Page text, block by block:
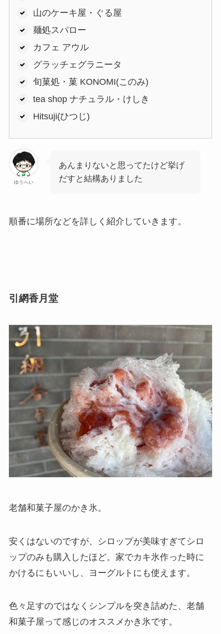
山のケーキ屋・ぐる屋
麺処スパロー
カフェ アウル
グラッチェグラニータ
旬菓処・菓 KONOMI(このみ)
tea shop ナチュラル・けしき
Hitsuji(ひつじ)
ゆうへい
あんまりないと思ってたけど挙げ
だすと結構ありました
順番に場所などを詳しく紹介していきます。
引網香月堂
老舗和菓子屋のかき氷。
安くはないのですが、シロップが美味すぎてシロ
ップのみも購入したほど。家でカキ氷作った時に
かけるにもいいし、ヨーグルトにも使えます。
色々足すのではなくシンプルを突き詰めた、老舗
和菓子屋って感じのオススメかき氷です。